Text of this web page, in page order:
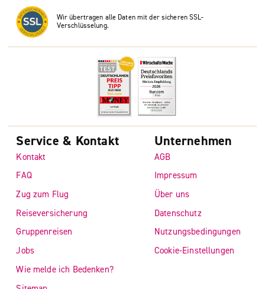
Wir übertragen alle Daten mit der sicheren SSL-
Verschlüsselung.
Service & Kontakt
Kontakt
FAQ
Zug zum Flug
Reiseversicherung
Gruppenreisen
Jobs
Wie melde ich Bedenken?
Unternehmen
AGB
Impressum
Über uns
Datenschutz
Nutzungsbedingungen
Cookie-Einstellungen